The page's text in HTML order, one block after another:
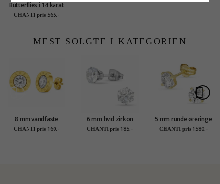
Butterflies i 14 karat
guld
CHANTI pris 565,-
MEST SOLGTE I KATEGORIEN
8 mm vandfaste
ørestikker i forgyldt
CHANTI pris 160,-
6 mm hvid zirkon
ørestikker i titanium
CHANTI pris 185,-
5 mm runde øreringe
i 14 karat guld med
CHANTI pris 1580,-